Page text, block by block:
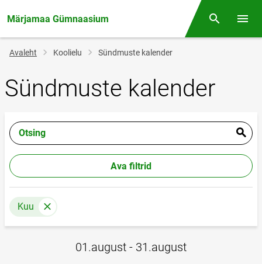
Märjamaa Gümnaasium Otsing
Jälglink
Avaleht Koolielu Sündmuste kalender
Sündmuste kalender
Otsing
Ava filtrid
Kuu
01.august - 31.august